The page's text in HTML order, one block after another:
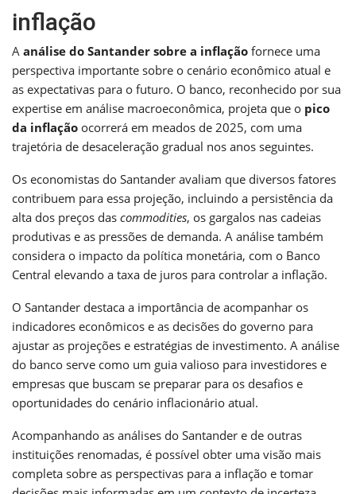
inflação
A análise do Santander sobre a inflação fornece uma
perspectiva importante sobre o cenário econômico atual e
as expectativas para o futuro. O banco, reconhecido por sua
expertise em análise macroeconômica, projeta que o pico
da inflação ocorrerá em meados de 2025, com uma
trajetória de desaceleração gradual nos anos seguintes.
Os economistas do Santander avaliam que diversos fatores
contribuem para essa projeção, incluindo a persistência da
alta dos preços das commodities, os gargalos nas cadeias
produtivas e as pressões de demanda. A análise também
considera o impacto da política monetária, com o Banco
Central elevando a taxa de juros para controlar a inflação.
O Santander destaca a importância de acompanhar os
indicadores econômicos e as decisões do governo para
ajustar as projeções e estratégias de investimento. A análise
do banco serve como um guia valioso para investidores e
empresas que buscam se preparar para os desafios e
oportunidades do cenário inflacionário atual.
Acompanhando as análises do Santander e de outras
instituições renomadas, é possível obter uma visão mais
completa sobre as perspectivas para a inflação e tomar